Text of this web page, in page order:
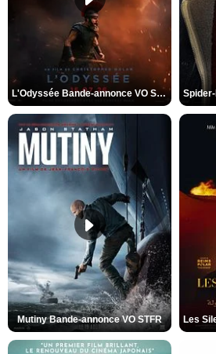
L'Odyssée Bande-annonce VO STFR
Mutiny Bande-annonce VO STFR